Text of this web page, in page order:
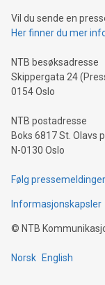
Vil du sende en
Her finner du mer
NTB besøksadresse
Skippergata 24
0154 Oslo
NTB postadresse
Boks 6817 St. Olavs
N-0130 Oslo
Følg
Informasjonskapsler
© NTB
Norsk English